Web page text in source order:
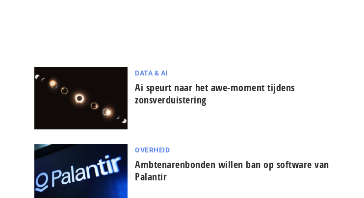
DATA & AI
Ai speurt naar het awe-moment tijdens
zonsverduistering
OVERHEID
Ambtenarenbonden willen ban op software van
Palantir